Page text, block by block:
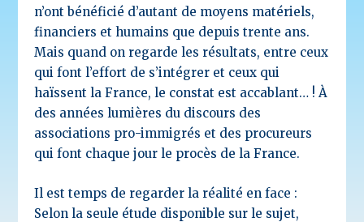
n’ont bénéficié d’autant de moyens matériels,
financiers et humains que depuis trente ans.
Mais quand on regarde les résultats, entre ceux
qui font l’effort de s’intégrer et ceux qui
haïssent la France, le constat est accablant… ! À
des années lumières du discours des
associations pro-immigrés et des procureurs
qui font chaque jour le procès de la France.
Il est temps de regarder la réalité en face :
Selon la seule étude disponible sur le sujet,